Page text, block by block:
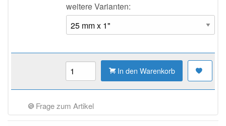
weitere Varianten:
In den Warenkorb
Frage zum Artikel